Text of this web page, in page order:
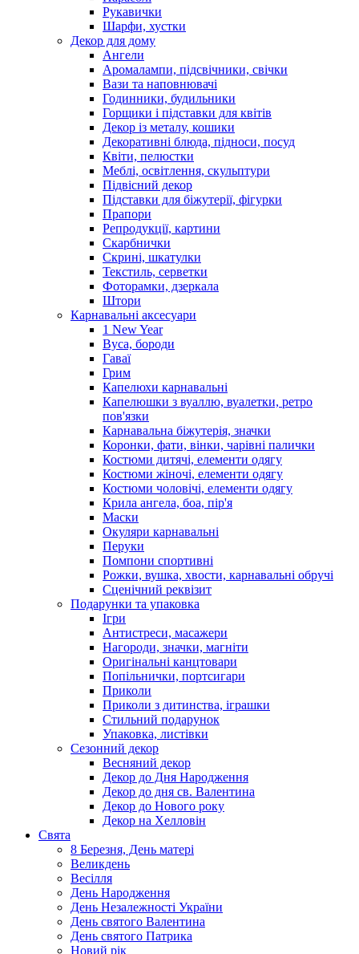
Рукавички
Шарфи, хустки
Декор для дому
Ангели
Аромалампи, підсвічники, свічки
Вази та наповнювачі
Годинники, будильники
Горщики і підставки для квітів
Декор із металу, кошики
Декоративні блюда, підноси, посуд
Квіти, пелюстки
Меблі, освітлення, скульптури
Підвісний декор
Підставки для біжутерії, фігурки
Прапори
Репродукції, картини
Скарбнички
Скрині, шкатулки
Текстиль, серветки
Фоторамки, дзеркала
Штори
Карнавальні аксесуари
1 New Year
Вуса, бороди
Гаваї
Грим
Капелюхи карнавальні
Капелюшки з вуаллю, вуалетки, ретро
пов'язки
Карнавальна біжутерія, значки
Коронки, фати, вінки, чарівні палички
Костюми дитячі, елементи одягу
Костюми жіночі, елементи одягу
Костюми чоловічі, елементи одягу
Крила ангела, боа, пір'я
Маски
Окуляри карнавальні
Перуки
Помпони спортивні
Рожки, вушка, хвости, карнавальні обручі
Сценічний реквізит
Подарунки та упаковка
Ігри
Антистреси, масажери
Нагороди, значки, магніти
Оригінальні канцтовари
Попільнички, портсигари
Приколи
Приколи з дитинства, іграшки
Стильний подарунок
Упаковка, листівки
Сезонний декор
Весняний декор
Декор до Дня Народження
Декор до дня св. Валентина
Декор до Нового року
Декор на Хелловін
Свята
8 Березня, День матері
Великдень
Весілля
День Народження
День Незалежності України
День святого Валентина
День святого Патрика
Новий рік